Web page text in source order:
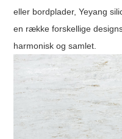
eller bordplader, Yeyang
en række forskellige
harmonisk og samlet.